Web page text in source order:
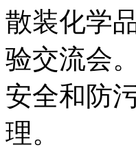
散装化学
验交流会
安全和防
理。